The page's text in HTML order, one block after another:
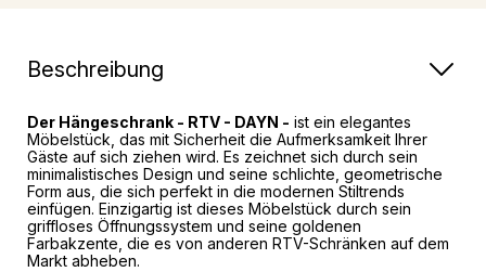
Beschreibung
Der Hängeschrank - RTV - DAYN - ist ein elegantes
Möbelstück, das mit Sicherheit die Aufmerksamkeit Ihrer
Gäste auf sich ziehen wird. Es zeichnet sich durch sein
minimalistisches Design und seine schlichte, geometrische
Form aus, die sich perfekt in die modernen Stiltrends
einfügen. Einzigartig ist dieses Möbelstück durch sein
griffloses Öffnungssystem und seine goldenen
Farbakzente, die es von anderen RTV-Schränken auf dem
Markt abheben.